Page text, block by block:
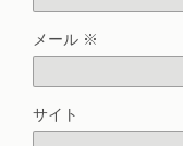
メール ※
サイト